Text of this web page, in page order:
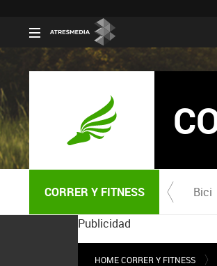
CORRER Y FITNESS Bici
Publicidad
HOME CORRER Y FITNESS